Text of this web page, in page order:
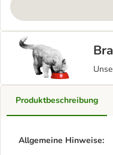
Produktbeschreibung
Allgemeine Hinweise: